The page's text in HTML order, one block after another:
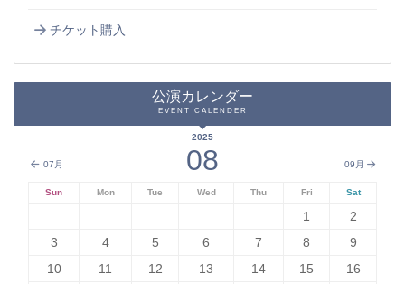
チケット購入
公演カレンダー
EVENT CALENDER
07月 09月
2025
08
Sun Mon Tue Wed Thu Fri Sat
1
2
3
4 5 6 7 8
9
10
11 12 13 14 15
16